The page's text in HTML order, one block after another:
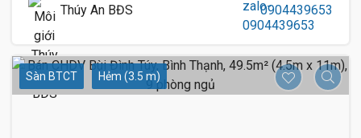
Thúy An BĐS 0904439653
Sàn BTCT Hẻm (3.5 m)